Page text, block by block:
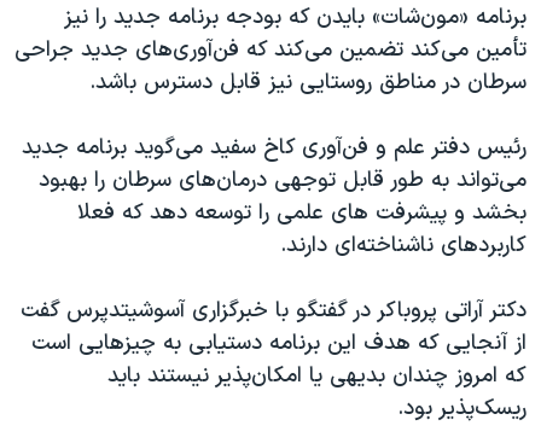
برنامه «مون‌شات» بایدن که بودجه برنامه جدید را نیز
تأمین می‌کند تضمین می‌کند که فن‌آوری‌های جدید جراحی
سرطان در مناطق روستایی نیز قابل دسترس باشد.
رئیس دفتر علم و فن‌آوری کاخ سفید می‌گوید برنامه جدید
می‌تواند به طور قابل توجهی درمان‌های سرطان را بهبود
بخشد و پیشرفت های علمی را توسعه دهد که فعلا
کاربردهای ناشناخته‌ای دارند.
دکتر آراتی پروباکر در گفتگو با خبرگزاری آسوشیتدپرس گفت
از آنجایی که هدف این برنامه دستیابی به چیزهایی است
که امروز چندان بدیهی یا امکان‌پذیر نیستند باید
ریسک‌پذیر بود.